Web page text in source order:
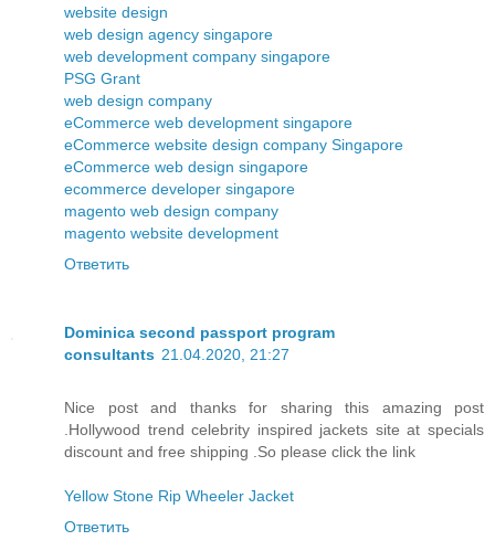
website design
web design agency singapore
web development company singapore
PSG Grant
web design company
eCommerce web development singapore
eCommerce website design company Singapore
eCommerce web design singapore
ecommerce developer singapore
magento web design company
magento website development
Ответить
Dominica second passport program
consultants 21.04.2020, 21:27
Nice post and thanks for sharing this amazing post
.Hollywood trend celebrity inspired jackets site at specials
discount and free shipping .So please click the link
Yellow Stone Rip Wheeler Jacket
Ответить